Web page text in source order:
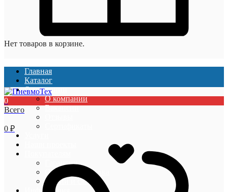
Нет товаров в корзине.
Главная
Каталог
О компании
О компании
Вакансии
Гарантии
Оплата и доставка
Акции и скидки
0
Всего
0 ₽